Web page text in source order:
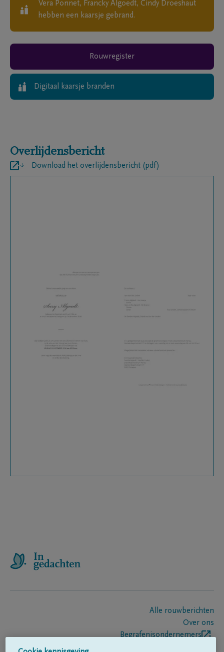
Vera Ponnet, Francky Algoedt, Cindy Droeshaut
hebben een kaarsje gebrand.
Rouwregister
Digitaal kaarsje branden
Overlijdensbericht
Download het overlijdensbericht (pdf)
Alle rouwberichten
Over ons
Begrafenisondernemers